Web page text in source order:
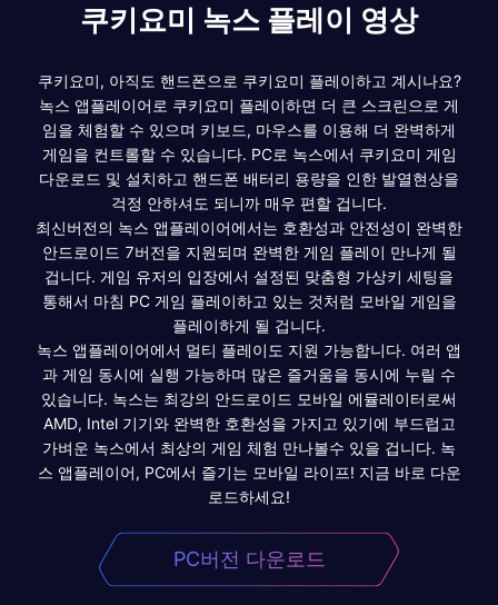
쿠키요미 녹스 플레이 영상
쿠키요미, 아직도 핸드폰으로 쿠키요미 플레이하고 계시나요?
녹스 앱플레이어로 쿠키요미 플레이하면 더 큰 스크린으로 게
임을 체험할 수 있으며 키보드, 마우스를 이용해 더 완벽하게
게임을 컨트롤할 수 있습니다. PC로 녹스에서 쿠키요미 게임
다운로드 및 설치하고 핸드폰 배터리 용량을 인한 발열현상을
걱정 안하셔도 되니까 매우 편할 겁니다.
최신버전의 녹스 앱플레이어에서는 호환성과 안전성이 완벽한
안드로이드 7버전을 지원되며 완벽한 게임 플레이 만나게 될
겁니다. 게임 유저의 입장에서 설정된 맞춤형 가상키 세팅을
통해서 마침 PC 게임 플레이하고 있는 것처럼 모바일 게임을
플레이하게 될 겁니다.
녹스 앱플레이어에서 멀티 플레이도 지원 가능합니다. 여러 앱
과 게임 동시에 실행 가능하며 많은 즐거움을 동시에 누릴 수
있습니다. 녹스는 최강의 안드로이드 모바일 에뮬레이터로써
AMD, Intel 기기와 완벽한 호환성을 가지고 있기에 부드럽고
가벼운 녹스에서 최상의 게임 체험 만나볼수 있을 겁니다. 녹
스 앱플레이어, PC에서 즐기는 모바일 라이프! 지금 바로 다운
로드하세요!
PC버전 다운로드